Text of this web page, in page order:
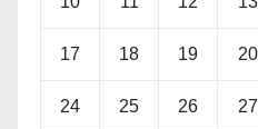
17 18 19 20
24 25 26 27